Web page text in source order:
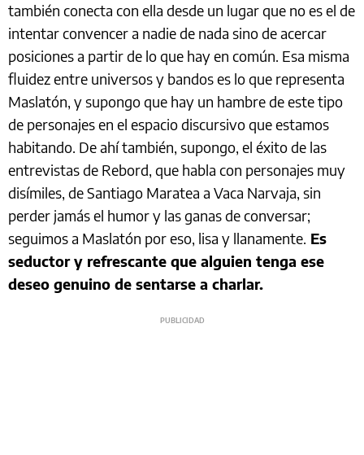
también conecta con ella desde un lugar que no es el de
intentar convencer a nadie de nada sino de acercar
posiciones a partir de lo que hay en común. Esa misma
fluidez entre universos y bandos es lo que representa
Maslatón, y supongo que hay un hambre de este tipo
de personajes en el espacio discursivo que estamos
habitando. De ahí también, supongo, el éxito de las
entrevistas de Rebord, que habla con personajes muy
disímiles, de Santiago Maratea a Vaca Narvaja, sin
perder jamás el humor y las ganas de conversar;
seguimos a Maslatón por eso, lisa y llanamente. Es
seductor y refrescante que alguien tenga ese
deseo genuino de sentarse a charlar.